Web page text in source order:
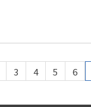
3 4 5 6